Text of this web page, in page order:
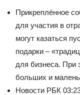
Прикреплённое
для участия в
могут казаться
подарки –
для бизнеса. При
больших и
Новости РБК